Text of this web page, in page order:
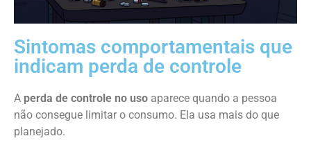
Sintomas comportamentais que
indicam perda de controle
A perda de controle no uso aparece quando a pessoa
não consegue limitar o consumo. Ela usa mais do que
planejado.